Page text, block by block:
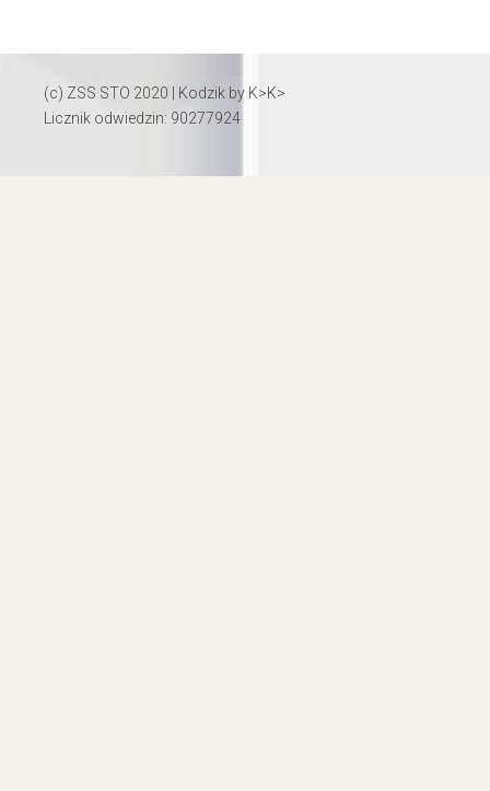
(c) ZSS STO 2020 | Kodzik by K>K>
Licznik odwiedzin: 90277924